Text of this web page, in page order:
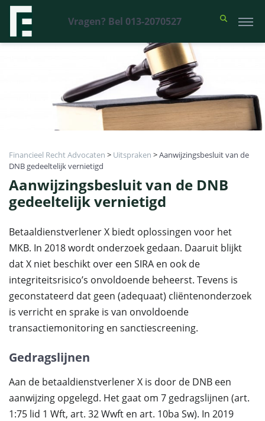
Vragen? Bel 013-2070527
Financieel Recht Advocaten > Uitspraken >Aanwijzingsbesluit van de
DNB gedeeltelijk vernietigd
Aanwijzingsbesluit van de DNB
gedeeltelijk vernietigd
Betaaldienstverlener X biedt oplossingen voor het
MKB. In 2018 wordt onderzoek gedaan. Daaruit blijkt
dat X niet beschikt over een SIRA en ook de
integriteitsrisico’s onvoldoende beheerst. Tevens is
geconstateerd dat geen (adequaat) cliëntenonderzoek
is verricht en sprake is van onvoldoende
transactiemonitoring en sanctiescreening.
Gedragslijnen
Aan de betaaldienstverlener X is door de DNB een
aanwijzing opgelegd. Het gaat om 7 gedragslijnen (art.
1:75 lid 1 Wft, art. 32 Wwft en art. 10ba Sw). In 2019